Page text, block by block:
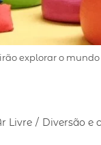
explorar o
Livre / Diversão e